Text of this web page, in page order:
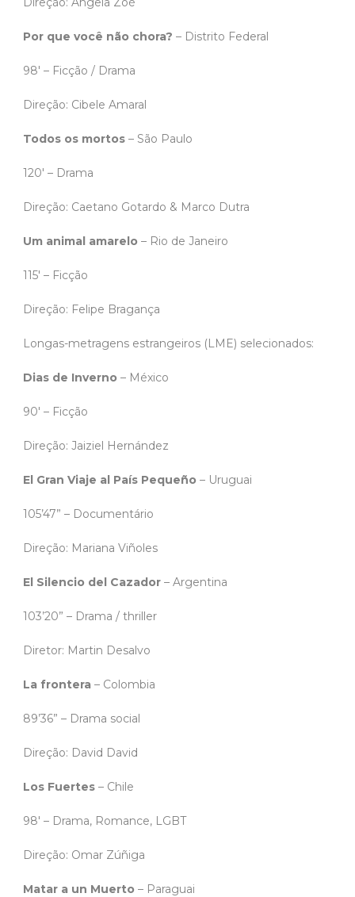
Por que você não chora? – Distrito Federal
98′ – Ficção / Drama
Direção: Cibele Amaral
Todos os mortos – São Paulo
120′ – Drama
Direção: Caetano Gotardo & Marco Dutra
Um animal amarelo – Rio de Janeiro
115′ – Ficção
Direção: Felipe Bragança
Longas-metragens estrangeiros (LME) selecionados:
Dias de Inverno – México
90′ – Ficção
Direção: Jaiziel Hernández
El Gran Viaje al País Pequeño – Uruguai
105’47” – Documentário
Direção: Mariana Viñoles
El Silencio del Cazador – Argentina
103’20” – Drama / thriller
Diretor: Martin Desalvo
La frontera – Colombia
89’36” – Drama social
Direção: David David
Los Fuertes – Chile
98′ – Drama, Romance, LGBT
Direção: Omar Zúñiga
Matar a un Muerto – Paraguai